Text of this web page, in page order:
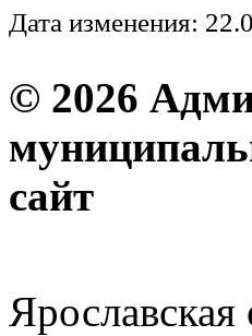
Дата изменения:
© 2026